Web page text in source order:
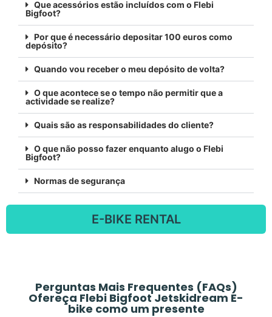
Que acessórios estão incluídos com o Flebi
Bigfoot?
Por que é necessário depositar 100 euros como
depósito?
Quando vou receber o meu depósito de volta?
O que acontece se o tempo não permitir que a
actividade se realize?
Quais são as responsabilidades do cliente?
O que não posso fazer enquanto alugo o Flebi
Bigfoot?
Normas de segurança
E-BIKE RENTAL
Perguntas Mais Frequentes (FAQs)
Ofereça Flebi Bigfoot Jetskidream E-
bike como um presente